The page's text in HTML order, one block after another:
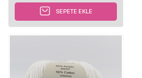
SEPETE EKLE